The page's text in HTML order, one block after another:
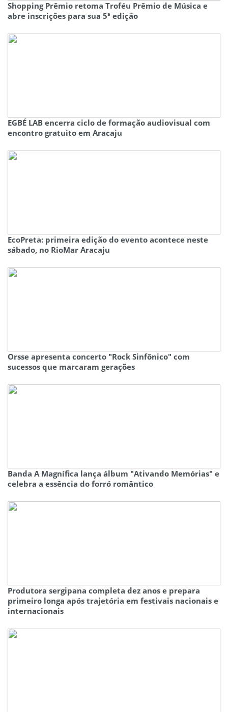
Shopping Prêmio retoma Troféu Prêmio de Música e
abre inscrições para sua 5ª edição
EGBÉ LAB encerra ciclo de formação audiovisual com
encontro gratuito em Aracaju
EcoPreta: primeira edição do evento acontece neste
sábado, no RioMar Aracaju
Orsse apresenta concerto "Rock Sinfônico" com
sucessos que marcaram gerações
Banda A Magnífica lança álbum "Ativando Memórias" e
celebra a essência do forró romântico
Produtora sergipana completa dez anos e prepara
primeiro longa após trajetória em festivais nacionais e
internacionais